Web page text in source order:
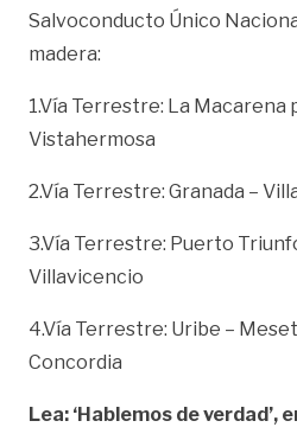
Salvoconducto Único
madera:
1.Vía Terrestre: La Macarena
Vistahermosa
2.Vía Terrestre: Granada –
3.Vía Terrestre: Puerto
Villavicencio
4.Vía Terrestre: Uribe –
Concordia
Lea: ‘Hablemos de verdad’,